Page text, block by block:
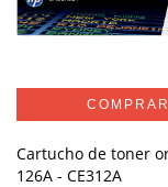
Cartucho de toner
126A - CE312A